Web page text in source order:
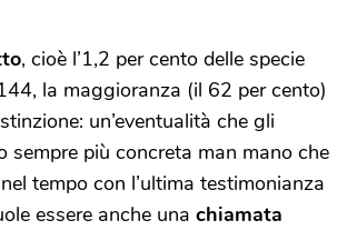
, cioè l’1,2 per cento delle specie
la maggioranza (il 62 per cento)
un’eventualità che gli
sempre più concreta man mano che
tempo con l’ultima testimonianza
essere anche una chiamata